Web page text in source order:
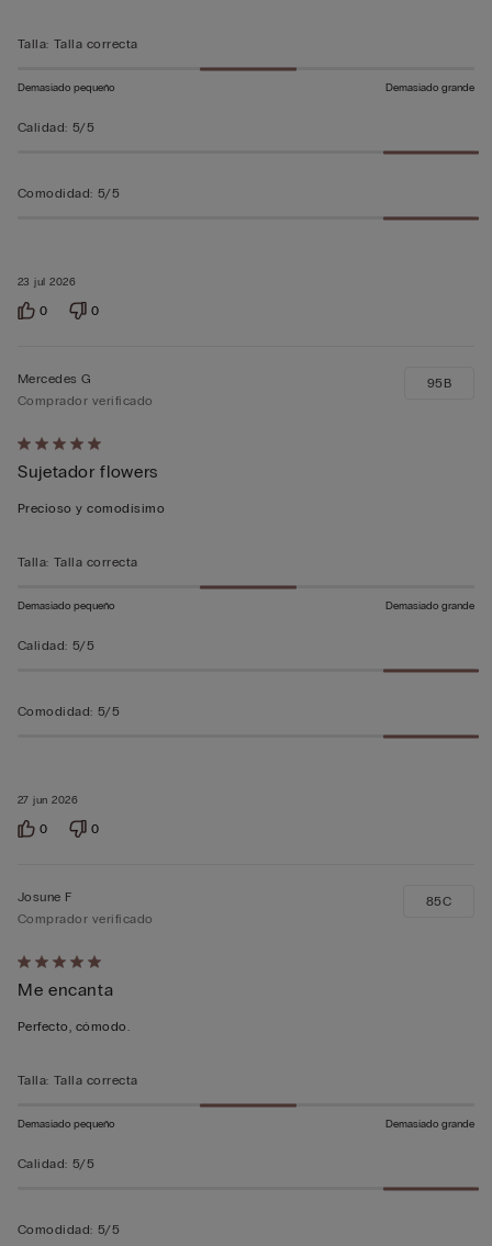
5
23 jul 2026
Talla: Talla correcta
Demasiado pequeño Demasiado grande
Calidad: 5/5
Comodidad: 5/5
0 0
Calificación
de
5
5
27 jun 2026
Mercedes G
Comprador verificado
Sujetador flowers
Precioso y comodísimo
95B
Talla: Talla correcta
Demasiado pequeño Demasiado grande
Calidad: 5/5
Comodidad: 5/5
0 0
Calificación
de
5
5
Josune F
Comprador verificado
Me encanta
Perfecto, cómodo.
85C
Talla: Talla correcta
Demasiado pequeño Demasiado grande
Calidad: 5/5
Comodidad: 5/5